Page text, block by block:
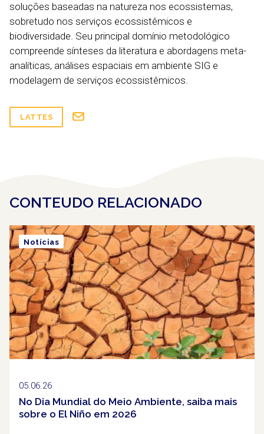
soluções baseadas na natureza nos ecossistemas,
sobretudo nos serviços ecossistêmicos e
biodiversidade. Seu principal domínio metodológico
compreende sínteses da literatura e abordagens meta-
analíticas, análises espaciais em ambiente SIG e
modelagem de serviços ecossistêmicos.
LATTES
CONTEUDO RELACIONADO
05.06.26
No Dia Mundial do Meio Ambiente, saiba mais
sobre o El Niño em 2026
Notícias